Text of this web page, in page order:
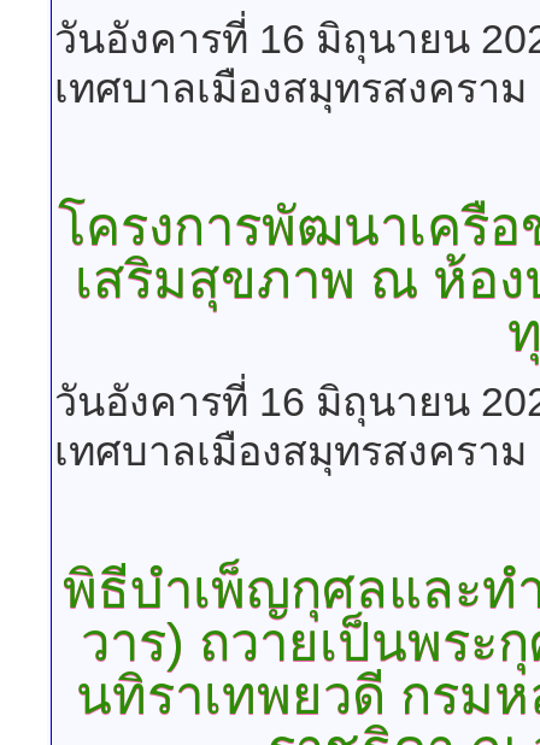
วันอังคารที่ 16 มิถุนายน
เทศบาลเมืองสมุทรสงคราม
โครงการพัฒนาเครือ
เสริมสุขภาพ ณ ห้อง
วันอังคารที่ 16 มิถุนายน
เทศบาลเมืองสมุทรสงคราม
พิธีบำเพ็ญกุศลและ
วาร) ถวายเป็นพระ
นทิราเทพยวดี กรม